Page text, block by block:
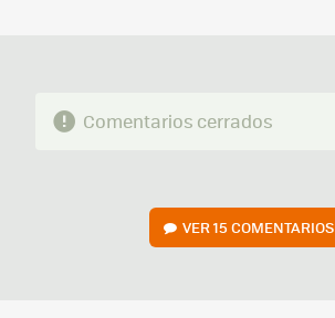
Comentarios cerrados
VER15 COMENTARIOS